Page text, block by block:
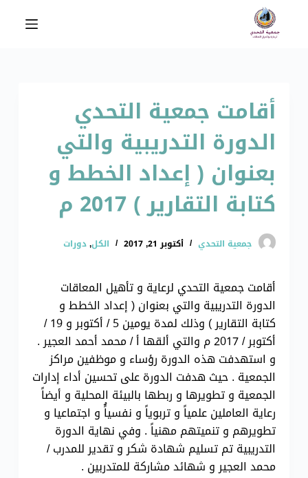
أقامت جمعية التحدي
الدورة التدريبية والتي
بعنوان ( إعداد الخطط و
كتابة التقارير ) 2017 م
جمعية التحدي أكتوبر 21, 2017 الكل,دورات
أقامت جمعية التحدي لرعاية و تأهيل المعاقات
الدورة التدريبية والتي بعنوان ( إعداد الخطط و
كتابة التقارير ) وذلك لمدة يومين 5 / أكتوبر و 19 /
أكتوبر / 2017 م والتي ألقها أ / محمد أحمد العجير .
و استهدفت هذه الدورة رؤساء و موظفين مراكز
الجمعية . حيث هدفت الدورة على تحسين أداء إدارات
الجمعية و تطويرها و ربطها بالبيئة المحلية و أيضاً
رعاية العاملين علمياً و تربوياً و نفسياًُ و اجتماعيا و
تطويرهم و تنميتهم مهنياً . وفي نهاية الدورة
التدريبية تم تسليم شهادة شكر و تقدير للمدرب /
محمد العجير و شهائد مشاركة للمتدربين .